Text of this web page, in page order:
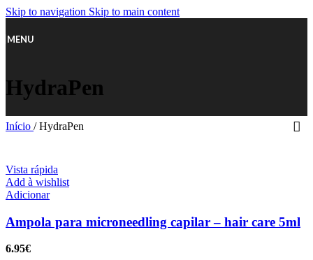
Skip to navigation Skip to main content
MENU
HydraPen
Início / HydraPen
Vista rápida
Add à wishlist
Adicionar
Ampola para microneedling capilar – hair care 5ml
6.95€